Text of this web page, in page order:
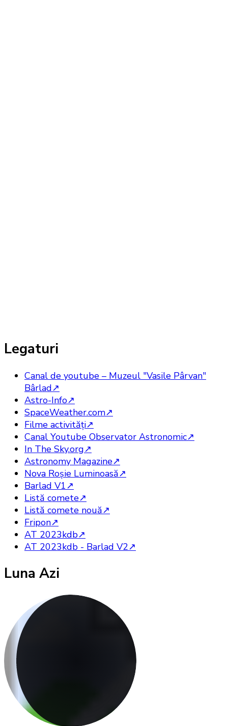
Legaturi
Canal de youtube – Muzeul "Vasile Pârvan"
Bârlad↗
Astro-Info↗
SpaceWeather.com↗
Filme activităţi↗
Canal Youtube Observator Astronomic↗
In The Sky.org↗
Astronomy Magazine↗
Nova Roşie Luminoasă↗
Barlad V1↗
Listă comete↗
Listă comete nouă↗
Fripon↗
AT 2023kdb↗
AT 2023kdb - Barlad V2↗
Luna Azi